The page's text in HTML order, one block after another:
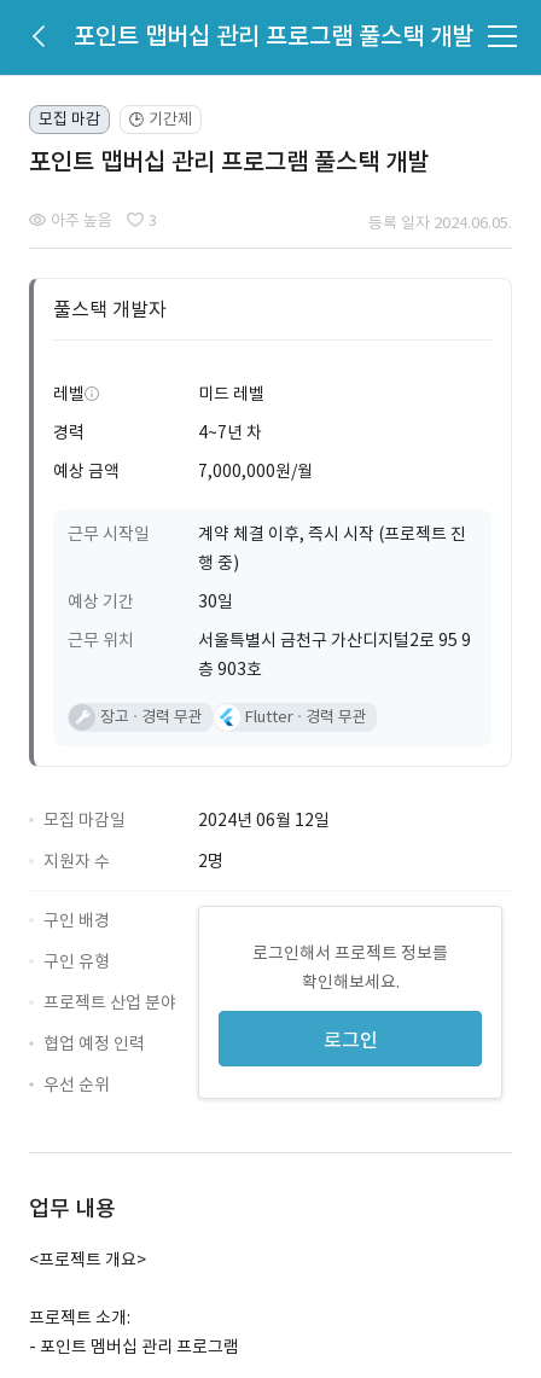
포인트 맵버십 관리 프로그램 풀스택 개발
모집 마감 🕒 기간제
포인트 맵버십 관리 프로그램 풀스택 개발
아주 높음 3 등록 일자 2024.06.05.
풀스택 개발자
레벨
미드 레벨
경력
4~7년 차
예상 금액
7,000,000원/월
근무 시작일
계약 체결 이후, 즉시 시작 (프로젝트 진
행 중)
예상 기간
30일
근무 위치
서울특별시 금천구 가산디지털2로 95 9
층 903호
장고 경력 무관 Flutter 경력 무관
모집 마감일
2024년 06월 12일
지원자 수
2명
로그인해서 프로젝트 정보를
확인해보세요.
로그인
구인 배경
구인 유형
프로젝트 산업 분야
협업 예정 인력
우선 순위
업무 내용
<프로젝트 개요>
프로젝트 소개:
- 포인트 멤버십 관리 프로그램